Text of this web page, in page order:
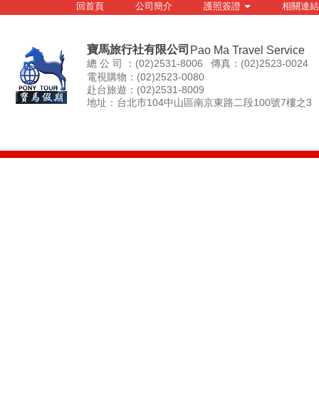
回首頁 公司簡介 護照簽證 相關連結
寶馬旅行社有限公司 Pao Ma Travel Service
總 公 司 ：(02)2531-8006
傳真：(02)2523-0024
電視購物：(02)2523-0080
赴台旅遊：(02)2531-8009
地址：台北市104中山區南京東路二段100號7樓之3